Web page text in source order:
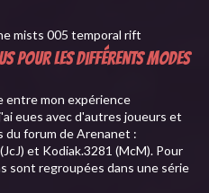
pour les différents modes
entre mon expérience
eues avec d'autres joueurs et
forum de Arenanet :
et Kodiak.3281 (McM). Pour
sont regroupées dans une série